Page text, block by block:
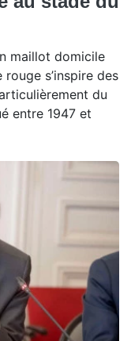
maillot domicile
s’inspire des
du
entre 1947 et